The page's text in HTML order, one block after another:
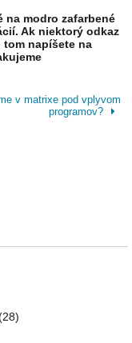
modro zafarbené
Ak niektorý odkaz
tom napíšete na
v matrixe pod vplyvom
programov?